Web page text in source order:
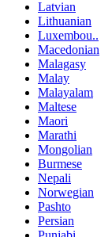
Latvian
Lithuanian
Luxembou..
Macedonian
Malagasy
Malay
Malayalam
Maltese
Maori
Marathi
Mongolian
Burmese
Nepali
Norwegian
Pashto
Persian